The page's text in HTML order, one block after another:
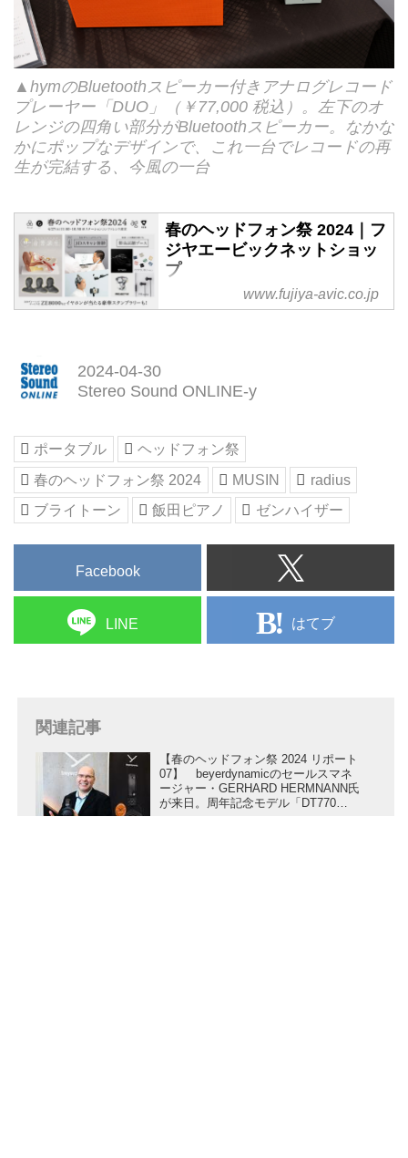
▲hymのBluetoothスピーカー付きアナログレコード
プレーヤー「DUO」（￥77,000 税込）。左下のオ
レンジの四角い部分がBluetoothスピーカー。なかな
かにポップなデザインで、これ一台でレコードの再
生が完結する、今風の一台
春のヘッドフォン祭 2024｜フ
ジヤエービックネットショッ
プ
フジヤエービックは販売・下取・
索、最新のヘッドホン・イヤホン
の購入、オーディオプレーヤーや
談、下取・買取についてなどお気
軽にお問い合わせください。
www.fujiya-avic.co.jp
2024-04-30
Stereo Sound ONLINE-y
ポータブル
ヘッドフォン祭
春のヘッドフォン祭 2024
MUSIN
radius
ブライトーン
飯田ピアノ ゼンハイザー
Facebook
LINE はてブ
関連記事
【春のヘッドフォン祭 2024 リポート
07】 beyerdynamicのセールスマネ
ージャー・GERHARD HERMNANN氏
が来日。周年記念モデル「DT770